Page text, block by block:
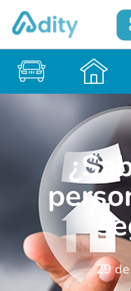
29